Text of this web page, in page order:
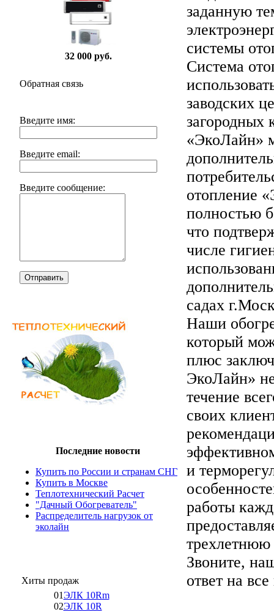
32 000 руб.
Обратная связь
Введите имя:
Введите email:
Введите сообщение:
Отправить
Последние новости
Купить по России и странам СНГ
Купить в Москве
Теплотехнический Расчет
"Дачный Обогреватель"
Распределитель нагрузок от
эколайн
Хиты продаж
01ЭЛК 10Rm
02ЭЛК 10R
заданную
системы
Система
заводских
загородных
«ЭкоЛайн»
отопление
полностью
что
числе
садах
Наши
который
плюс
ЭкоЛайн»
течение
своих
и
работы
Звоните,
ответ на